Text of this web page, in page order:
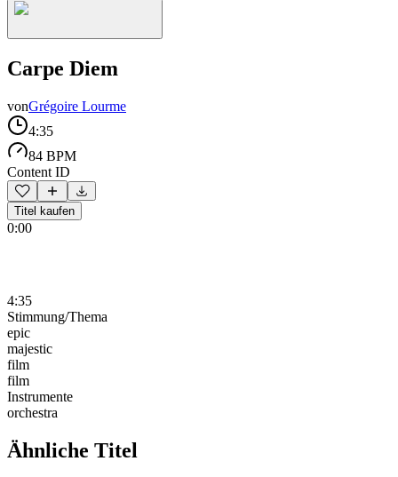
Carpe Diem
vonGrégoire Lourme
4:35
84 BPM
Content ID
Titel kaufen
0:00
4:35
Stimmung/Thema
epic
majestic
film
film
Instrumente
orchestra
Ähnliche Titel